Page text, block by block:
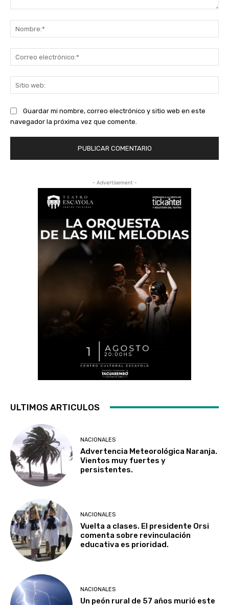
Guardar mi nombre, correo electrónico y sitio web en este
navegador la próxima vez que comente.
- Advertisement -
ULTIMOS ARTICULOS
NACIONALES
Advertencia Meteorológica Naranja.
Vientos muy fuertes y
persistentes.
NACIONALES
Vuelta a clases. El presidente Orsi
comenta sobre revinculación
educativa es prioridad.
NACIONALES
Un peón rural de 57 años murió este